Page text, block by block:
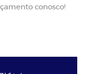
do cliente são